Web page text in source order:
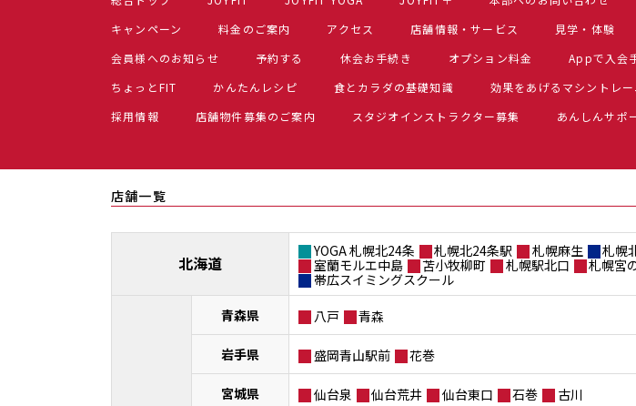
キャンペーン
料金のご案内 アクセス 店舗情報・サービス 見学・体験
会員様へのお知らせ
予約する 休会お手続き オプション料金
Appで入会
ちょっとFIT
かんたんレシピ 食とカラダの基礎知識
効果をあげるマシントレ
採用情報
店舗物件募集のご案内 スタジオインストラクター募集 あんしんサポ
店舗一覧
北海道
YOGA 札幌北24条 札幌北24条駅 札幌麻生 札幌
室蘭モルエ中島
苫小牧柳町 札幌駅北口 札幌宮
帯広スイミングスクール
青森県 八戸 青森
岩手県 盛岡青山駅前 花巻
宮城県 仙台泉 仙台荒井 仙台東口 石巻 古川